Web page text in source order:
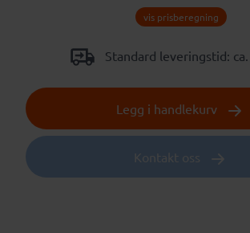
vis prisberegning
Standard leveringstid: ca.
Legg i handlekurv
Kontakt oss